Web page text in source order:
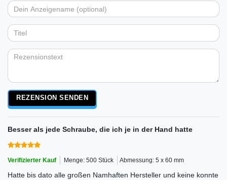
von
5
Bewertungssternen
von
5
Bewertungssternen
von
5
Bewertungssternen
von
5
Bewertungssternen
von
5
Bewertungssternen
Anzeigename
(optional)
REZENSION SENDEN
Besser als jede Schraube, die ich je in der Hand hatte
Verifizierter Kauf Menge: 500 Stück Abmessung: 5 x 60 mm
Hatte bis dato alle großen Namhaften Hersteller und keine konnte